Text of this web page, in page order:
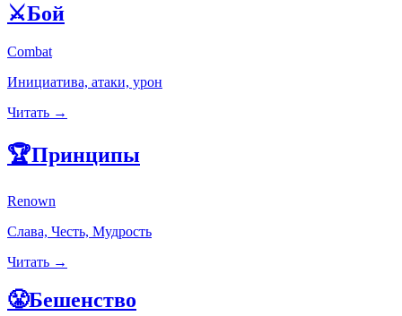
⚔️Бой
Combat
Инициатива, атаки, урон
Читать →
🏆Принципы
Renown
Слава, Честь, Мудрость
Читать →
😤Бешенство